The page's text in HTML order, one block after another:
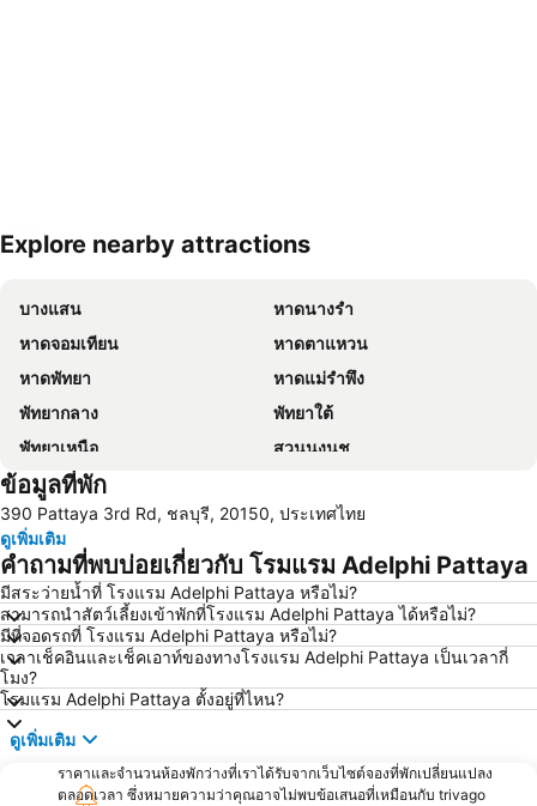
Explore nearby attractions
บางแสน
หาดนางรำ
หาดจอมเทียน
หาดตาแหวน
หาดพัทยา
หาดแม่รำพึง
พัทยากลาง
พัทยาใต้
พัทยาเหนือ
สวนนงนุช
หาดแสม
เกาะขาม
ถนนคนเดิน
แสมสาร
สนามบินนานาชาติอู่ตะเภา
CentralFestival Pattaya Beach
วันไหล
ท่าเรือแหลมฉบัง
สวนเสือศรีราชา
บิ๊กซี เอ็กซ์ตร้า พัทยา3
สถานีรถไฟพัทยา
Bali Hai Pier
อนุสาวรีย์กรมหลวงชุมพรเขตอุดมศักดิ์
เอสเอฟเอ็กซ์ ซีเนม่า เซ็นทรัลพัทยาบีช
Art in Paradise
พัทยาเทเลกราฟฮิลล์
ข้อมูลที่พัก
390 Pattaya 3rd Rd, ชลบุรี, 20150, ประเทศไทย
ดูเพิ่มเติม
คำถามที่พบบ่อยเกี่ยวกับ โรมแรม Adelphi Pattaya
มีสระว่ายน้ำที่ โรงแรม Adelphi Pattaya หรือไม่?
สามารถนำสัตว์เลี้ยงเข้าพักที่โรงแรม Adelphi Pattaya ได้หรือไม่?
มีที่จอดรถที่ โรงแรม Adelphi Pattaya หรือไม่?
เวลาเช็คอินและเช็คเอาท์ของทางโรงแรม Adelphi Pattaya เป็นเวลากี่
โมง?
โรมแรม Adelphi Pattaya ตั้งอยู่ที่ไหน?
ดูเพิ่มเติม
ราคาและจำนวนห้องพักว่างที่เราได้รับจากเว็บไซต์จองที่พักเปลี่ยนแปลง
ตลอดเวลา ซึ่งหมายความว่าคุณอาจไม่พบข้อเสนอที่เหมือนกับ trivago